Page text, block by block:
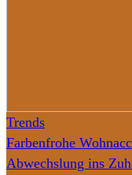
Trends
Farbenfrohe
Abwechslung ins